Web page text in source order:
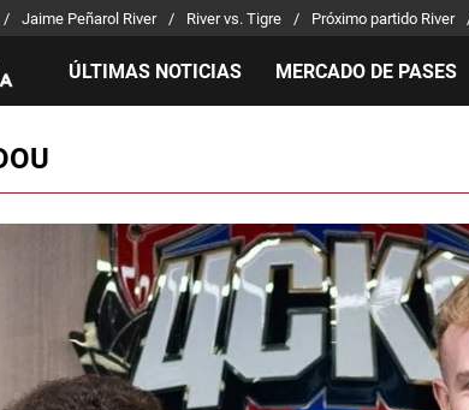
Jaime Peñarol River River vs. Tigre Próximo partido River
ÚLTIMAS NOTICIAS MERCADO DE PASES
Selección Argentina
Juanfer Quintero
Chacho Coudet
Ex River